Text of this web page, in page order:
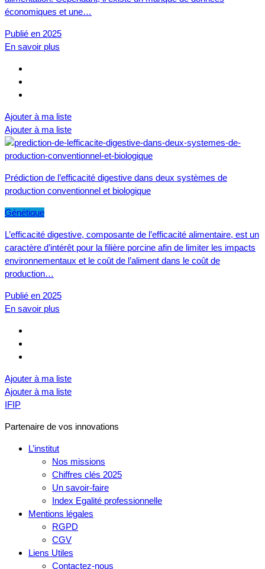
économiques et une…
Publié en 2025
En savoir plus
Ajouter à ma liste
Ajouter à ma liste
Prédiction de l’efficacité digestive dans deux systèmes de
production conventionnel et biologique
Génétique
L’efficacité digestive, composante de l’efficacité alimentaire, est un
caractère d’intérêt pour la filière porcine afin de limiter les impacts
environnementaux et le coût de l’aliment dans le coût de
production…
Publié en 2025
En savoir plus
Ajouter à ma liste
Ajouter à ma liste
IFIP
Partenaire de vos innovations
L’institut
Nos missions
Chiffres clés 2025
Un savoir-faire
Index Egalité professionnelle
Mentions légales
RGPD
CGV
Liens Utiles
Contactez-nous